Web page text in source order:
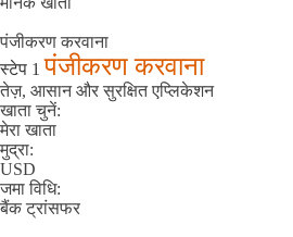
पंजीकरण करवाना
स्टेप 1 पंजीकरण करवाना
तेज़, आसान और सुरक्षित एप्लिकेशन
खाता चुनें:
मेरा खाता
मुद्रा:
USD
जमा विधि:
बैंक ट्रांसफर